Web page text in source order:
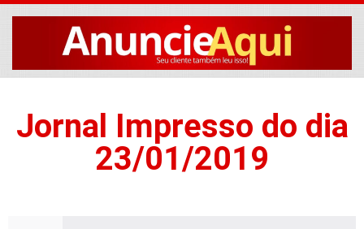
Jornal Impresso do dia
23/01/2019